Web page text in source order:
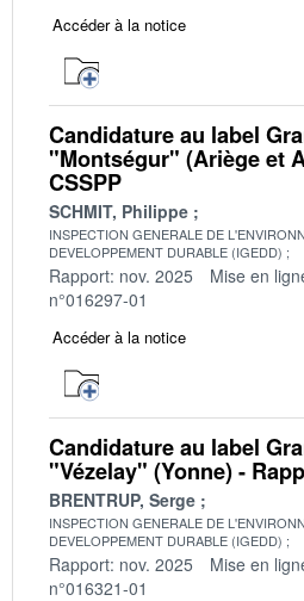
Accéder à la notice
Candidature au label
"Montségur" (Ariège et
CSSPP
SCHMIT, Philippe
INSPECTION GENERALE DE
DEVELOPPEMENT DURABLE (IGEDD)
Rapport: nov. 2025 Mise en
n°016297-01
Accéder à la notice
Candidature au label
"Vézelay" (Yonne) -
BRENTRUP, Serge
INSPECTION GENERALE DE
DEVELOPPEMENT DURABLE (IGEDD)
Rapport: nov. 2025 Mise en
n°016321-01